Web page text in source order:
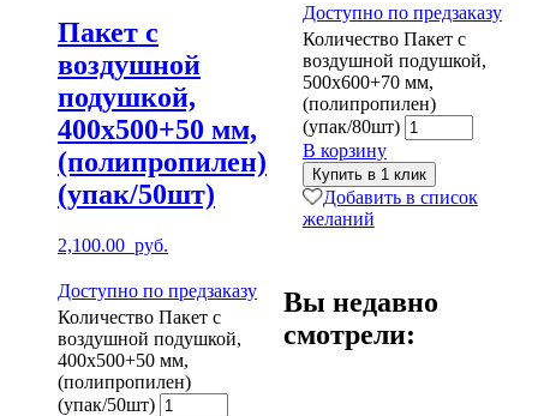
Пакет с
воздушной
подушкой,
400х500+50 мм,
(полипропилен)
(упак/50шт)
2,100.00 руб.
Доступно по предзаказу
Количество Пакет с
воздушной подушкой,
400х500+50 мм,
(полипропилен)
(упак/50шт)
Доступно по предзаказу
Количество Пакет с
воздушной подушкой,
500х600+70 мм,
(полипропилен)
(упак/80шт)
В корзину
Купить в 1 клик
Добавить в список
желаний
Вы недавно
смотрели: